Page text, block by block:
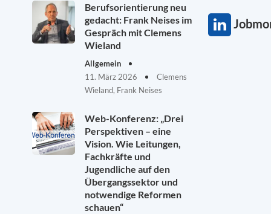
Berufsorientierung neu
gedacht: Frank Neises im
Gespräch mit Clemens
Wieland
Allgemein
11. März 2026
Clemens
Wieland, Frank Neises
Web-Konferenz: „Drei
Perspektiven – eine
Vision. Wie Leitungen,
Fachkräfte und
Jugendliche auf den
Übergangssektor und
notwendige Reformen
schauen“